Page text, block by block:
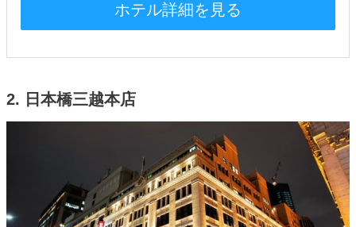
ホテル詳細を見る
2. 日本橋三越本店